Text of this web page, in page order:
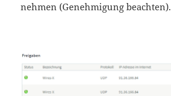
nehmen (Genehmigung beachten).